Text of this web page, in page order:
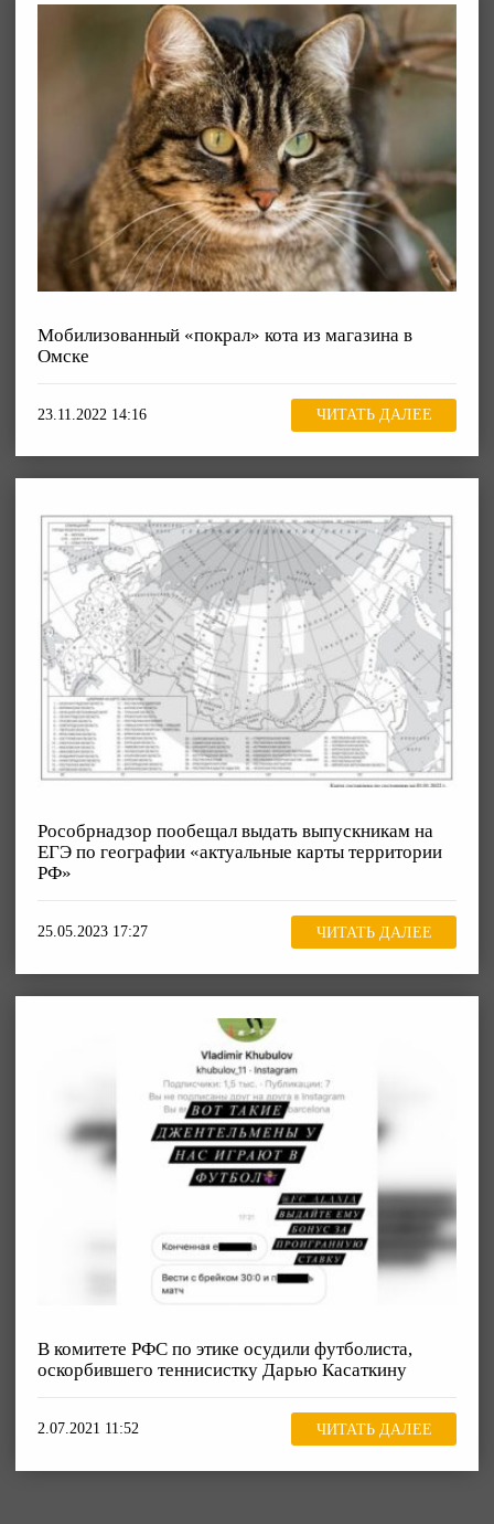
Мобилизованный «покрал» кота из магазина в
Омске
23.11.2022 14:16 ЧИТАТЬ ДАЛЕЕ
Рособрнадзор пообещал выдать выпускникам на
ЕГЭ по географии «актуальные карты территории
РФ»
25.05.2023 17:27 ЧИТАТЬ ДАЛЕЕ
В комитете РФС по этике осудили футболиста,
оскорбившего теннисистку Дарью Касаткину
2.07.2021 11:52 ЧИТАТЬ ДАЛЕЕ